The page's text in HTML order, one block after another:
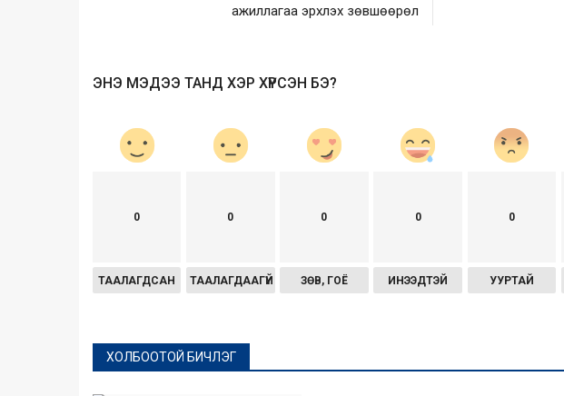
ажиллагаа эрхлэх зөвшөөрөл
ЭНЭ МЭДЭЭ ТАНД ХЭР ХҮРСЭН БЭ?
0
ТААЛАГДСАН
0
ТААЛАГДААГҮЙ
0
ЗӨВ, ГОЁ
0
ИНЭЭДТЭЙ
0
УУРТАЙ
ХОЛБООТОЙ БИЧЛЭГ